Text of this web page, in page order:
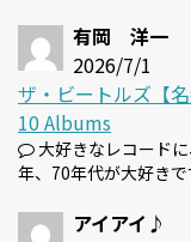
有岡 洋一
2026/7/1
ザ・ビートルズ【
10 Albums
大好きなレコード
年、70年代が大好き
アイアイ♪